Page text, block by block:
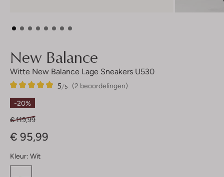
New Balance
Witte New Balance Lage Sneakers U530
(2 beoordelingen)
5/5
2
5
Sterren
-20%
€ 119,99
€ 95,99
Kleur: Wit